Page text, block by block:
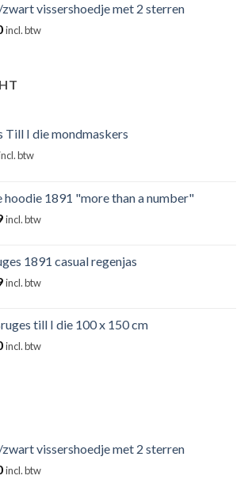
vissershoedje met 2 sterren
incl. btw
Till I die mondmaskers
btw
hoodie 1891 "more than a number"
incl. btw
1891 casual regenjas
incl. btw
till I die 100 x 150 cm
incl. btw
vissershoedje met 2 sterren
incl. btw